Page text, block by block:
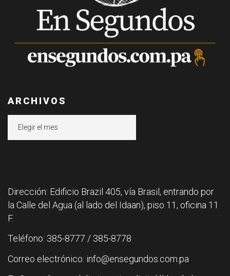
ARCHIVOS
Dirección: Edificio Brazil 405, vía Brasil, entrando por
la Calle del Agua (al lado del Idaan), piso 11, oficina 11
F.
Teléfono: 385-8777 / 385-8778
Correo electrónico: info@ensegundos.com.pa